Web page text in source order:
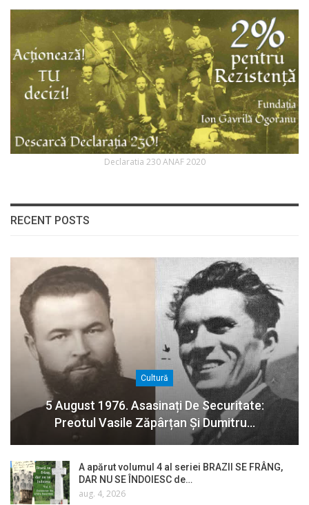
Declaratia 230 ANAF 2020
RECENT POSTS
Cultură
5 August 1976. Asasinați De Securitate:
Preotul Vasile Zăpârțan Și Dumitru…
A apărut volumul 4 al seriei BRAZII SE FRÂNG,
DAR NU SE ÎNDOIESC de…
aug. 4, 2026